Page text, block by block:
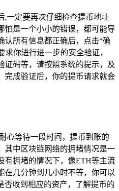
,一定要再次仔细检查提币地址
怕是一个小小的错误，都可能导
认所有信息都正确后，点击“确
求你进行进一步的安全验证，
证码等，请按照系统的提示，及
完成验证后，你的提币请求就会
心等待一段时间，提币到账的
其中区块链网络的拥堵情况是一
有拥堵的情况下，像ETH等主流
在几分钟到几小时不等，你可以
否收到相应的资产，了解提币的